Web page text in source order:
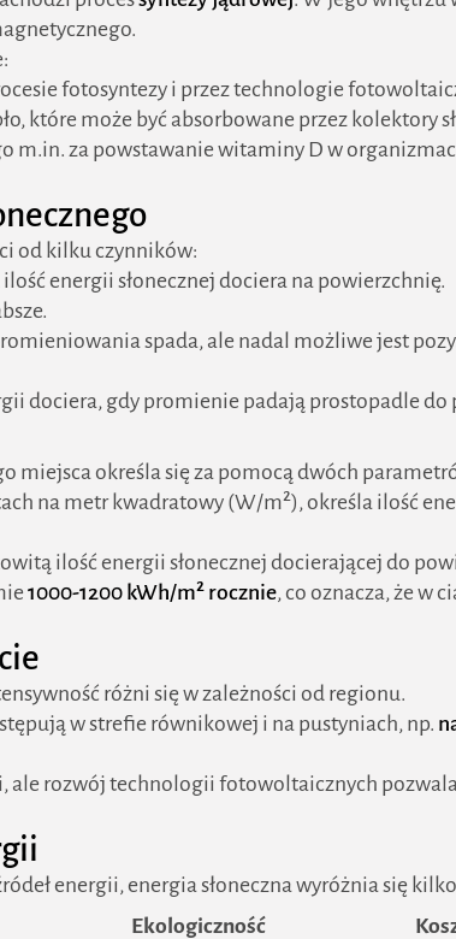
fotosyntezy i przez technologie
które może być absorbowane przez kolektory
m.in. za powstawanie witaminy D w
od kilku czynników:
energii słonecznej dociera na powierzchnię.
spada, ale nadal możliwe jest
dociera, gdy promienie padają prostopadle do
miejsca określa się za pomocą dwóch
na metr kwadratowy (W/m²), określa ilość
ilość energii słonecznej docierającej do
1000-1200 kWh/m² rocznie, co oznacza, że w
różni się w zależności od regionu.
w strefie równikowej i na pustyniach, np.
ale rozwój technologii fotowoltaicznych
energii, energia słoneczna wyróżnia się
Ekologiczność